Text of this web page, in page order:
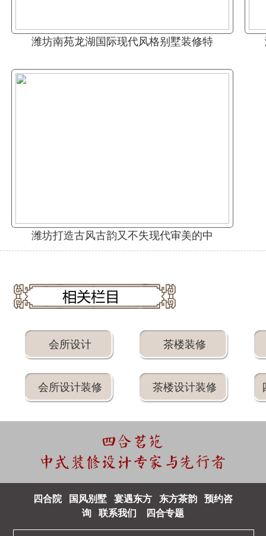
潍坊南苑龙湖国际现代风格别墅装修特
潍坊打造古风古韵又不失现代审美的中
会所设计 茶楼装修
会所设计装修 茶楼设计装修
四合院 国风别墅 宴遇东方 东方茶韵
预约咨
询
联系我们 四合专题